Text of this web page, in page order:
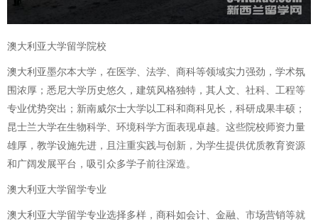
澳大利亚大学留学院校
澳大利亚墨尔本大学，在医学、法学、商科等领域实力强劲，学术氛
围浓厚；悉尼大学历史悠久，建筑风格独特，其人文、社科、工程等
专业优势突出；新南威尔士大学以工科和商科见长，科研成果丰硕；
昆士兰大学在生物科学、环境科学方面表现卓越。这些院校师资力量
雄厚，教学设施先进，且注重实践与创新，为学生提供优质教育资源
和广阔发展平台，吸引众多学子前往深造。
澳大利亚大学留学专业
澳大利亚大学留学专业选择多样，商科如会计、金融、市场营销等就